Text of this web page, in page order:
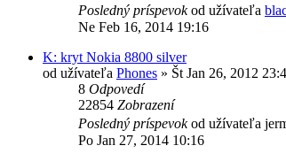
Posledný príspevokod užívateľa
Ne Feb 16, 2014 19:16
K: kryt Nokia 8800 silver
od užívateľa Phones » Št Jan 26, 2012
8 Odpovedí
22854 Zobrazení
Posledný príspevokod užívateľa
Po Jan 27, 2014 10:16